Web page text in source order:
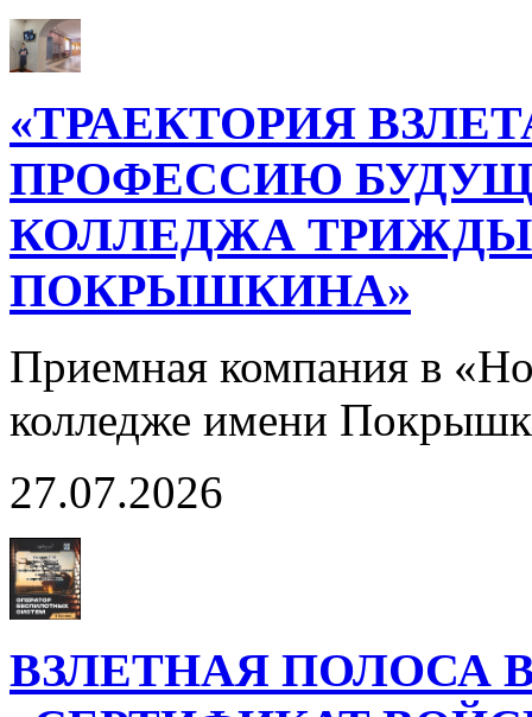
«ТРАЕКТОРИЯ
ПРОФЕССИЮ
КОЛЛЕДЖА ТРИЖДЫ
ПОКРЫШКИНА»
Приемная компания в
колледже имени
27.07.2026
ВЗЛЕТНАЯ ПОЛОСА